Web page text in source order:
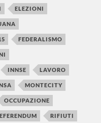
ELEZIONI
FEDERALISMO
INNSE LAVORO
MONTECITY
OCCUPAZIONE
RIFIUTI